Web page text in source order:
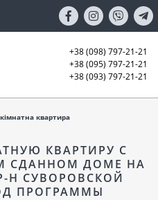
+38 (098) 797-21-21
+38 (095) 797-21-21
+38 (093) 797-21-21
квартира
КВАРТИРУ С
СДАННОМ ДОМЕ НА
Н СУВОРОВСКОЙ
ПРОГРАММЫ